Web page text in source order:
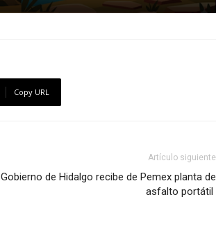
Copy URL
Artículo siguiente
Gobierno de Hidalgo recibe de Pemex planta de
asfalto portátil